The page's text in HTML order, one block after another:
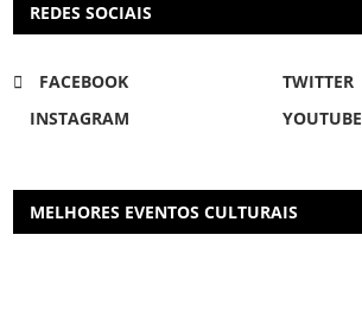
REDES SOCIAIS
FACEBOOK
TWITTER
INSTAGRAM
YOUTUBE
MELHORES EVENTOS CULTURAIS